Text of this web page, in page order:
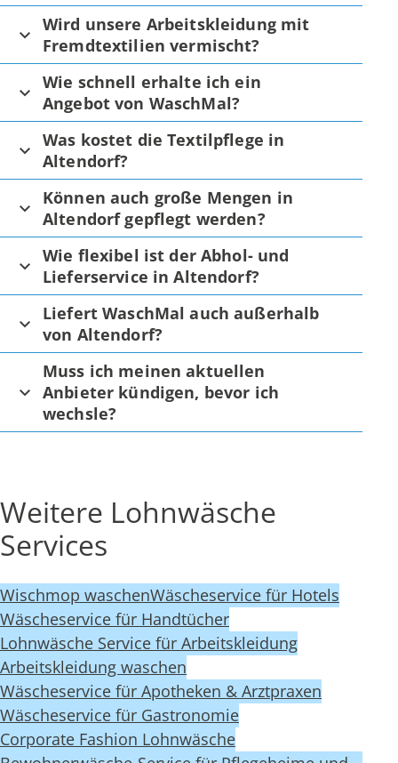
Wird unsere Arbeitskleidung mit
Fremdtextilien vermischt?
Wie schnell erhalte ich ein
Angebot von WaschMal?
Was kostet die Textilpflege in
Altendorf?
Können auch große Mengen in
Altendorf gepflegt werden?
Wie flexibel ist der Abhol- und
Lieferservice in Altendorf?
Liefert WaschMal auch außerhalb
von Altendorf?
Muss ich meinen aktuellen
Anbieter kündigen, bevor ich
wechsle?
Weitere Lohnwäsche
Services
Wischmop waschenWäscheservice für Hotels
Wäscheservice für Handtücher
Lohnwäsche Service für Arbeitskleidung
Arbeitskleidung waschen
Wäscheservice für Apotheken & Arztpraxen
Wäscheservice für Gastronomie
Corporate Fashion Lohnwäsche